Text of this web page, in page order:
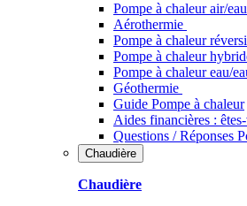
Pompe à chaleur air/eau
Aérothermie
Pompe à chaleur
Pompe à chaleur
Pompe à chaleur​ eau/
Géothermie
Guide Pompe à chaleur
Aides financières :
Questions / Réponses
Chaudière
Chaudière